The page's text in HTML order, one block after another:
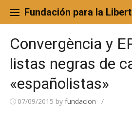
content
Fundación para la
Convergència y
listas negras de
«españolistas»
07/09/2015 by fundacion /